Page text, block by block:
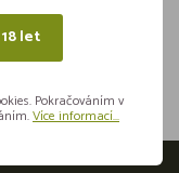
let
Pokračováním v
Více informací...